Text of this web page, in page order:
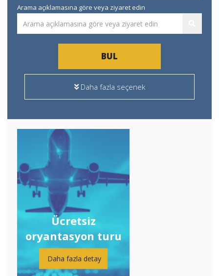
Arama açıklamasına göre veya ziyaret edin
BUL
Daha fazla seçenek
Ücretsiz
oryantasyon turu
Daha fazla detay